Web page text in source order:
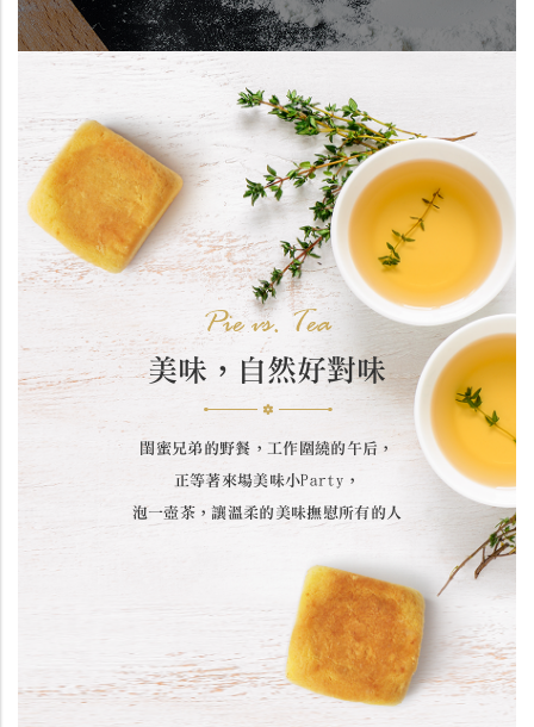
Pie vs. Tea
美味，自然好對味
閨蜜兄弟的野餐，工作圍繞的午后，
正等著來場美味小Party，
泡一壺茶，讓溫柔的美味撫慰所有的人